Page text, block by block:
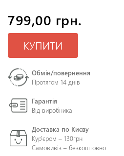
799,00 грн.
КУПИТИ
Обмін/повернення
Протягом 14 днів
Гарантія
Від виробника
Доставка по Києву
Кур'єром – 130грн
Самовивіз – безкоштовно